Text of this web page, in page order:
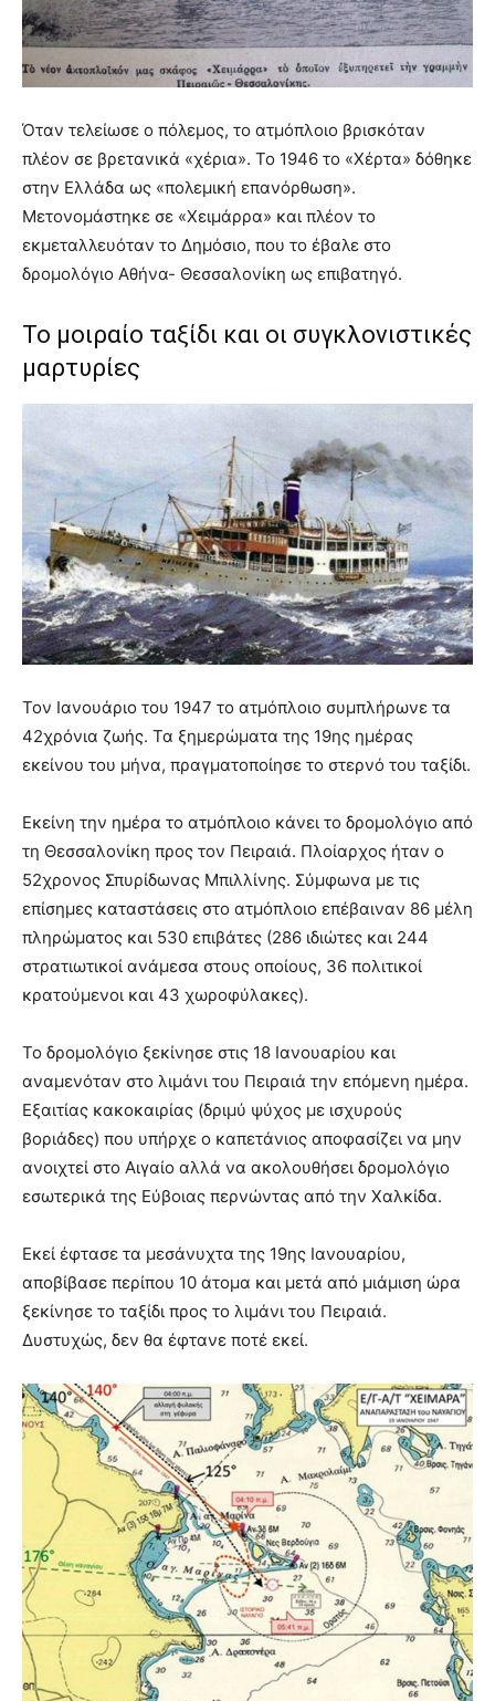
Όταν τελείωσε ο πόλεμος, το ατμόπλοιο βρισκόταν
πλέον σε βρετανικά «χέρια». Το 1946 το «Χέρτα» δόθηκε
στην Ελλάδα ως «πολεμική επανόρθωση».
Μετονομάστηκε σε «Χειμάρρα» και πλέον το
εκμεταλλευόταν το Δημόσιο, που το έβαλε στο
δρομολόγιο Αθήνα- Θεσσαλονίκη ως επιβατηγό.
Το μοιραίο ταξίδι και οι συγκλονιστικές
μαρτυρίες
Τον Ιανουάριο του 1947 το ατμόπλοιο συμπλήρωνε τα
42χρόνια ζωής. Τα ξημερώματα της 19ης ημέρας
εκείνου του μήνα, πραγματοποίησε το στερνό του ταξίδι.
Εκείνη την ημέρα το ατμόπλοιο κάνει το δρομολόγιο από
τη Θεσσαλονίκη προς τον Πειραιά. Πλοίαρχος ήταν ο
52χρονος Σπυρίδωνας Μπιλλίνης. Σύμφωνα με τις
επίσημες καταστάσεις στο ατμόπλοιο επέβαιναν 86 μέλη
πληρώματος και 530 επιβάτες (286 ιδιώτες και 244
στρατιωτικοί ανάμεσα στους οποίους, 36 πολιτικοί
κρατούμενοι και 43 χωροφύλακες).
Το δρομολόγιο ξεκίνησε στις 18 Ιανουαρίου και
αναμενόταν στο λιμάνι του Πειραιά την επόμενη ημέρα.
Εξαιτίας κακοκαιρίας (δριμύ ψύχος με ισχυρούς
βοριάδες) που υπήρχε ο καπετάνιος αποφασίζει να μην
ανοιχτεί στο Αιγαίο αλλά να ακολουθήσει δρομολόγιο
εσωτερικά της Εύβοιας περνώντας από την Χαλκίδα.
Εκεί έφτασε τα μεσάνυχτα της 19ης Ιανουαρίου,
αποβίβασε περίπου 10 άτομα και μετά από μιάμιση ώρα
ξεκίνησε το ταξίδι προς το λιμάνι του Πειραιά.
Δυστυχώς, δεν θα έφτανε ποτέ εκεί.